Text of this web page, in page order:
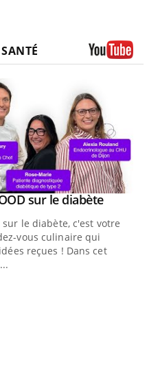
sur le diabèteYoutube
sur le diabète, c'est votre
vous culinaire qui
reçues ! Dans cet